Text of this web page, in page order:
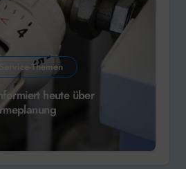
Service-Themen
heute über